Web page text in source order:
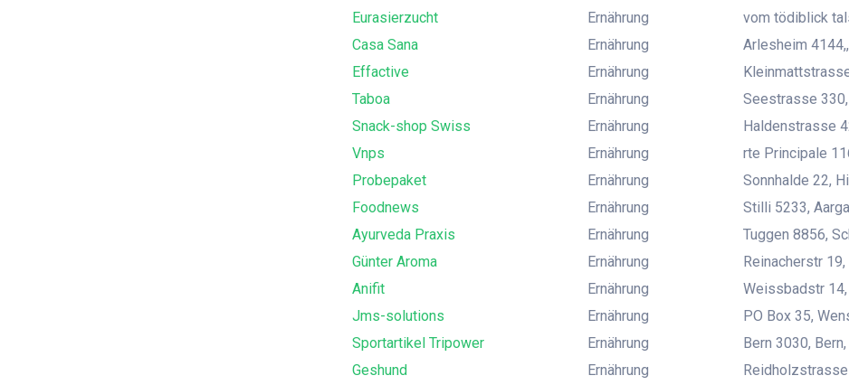
Eurasierzucht
Ernährung
vom tödiblick
Casa Sana
Ernährung
Arlesheim
Effactive
Ernährung
Taboa
Ernährung
Seestrasse
Snack-shop Swiss
Ernährung
Haldenstrasse
Vnps
Ernährung
rte Principale
Probepaket
Ernährung
Sonnhalde 22,
Foodnews
Ernährung
Stilli 5233,
Ayurveda Praxis
Ernährung
Tuggen 8856,
Günter Aroma
Ernährung
Reinacherstr
Anifit
Ernährung
Weissbadstr
Jms-solutions
Ernährung
PO Box 35,
Sportartikel Tripower
Ernährung
Bern 3030,
Geshund
Ernährung